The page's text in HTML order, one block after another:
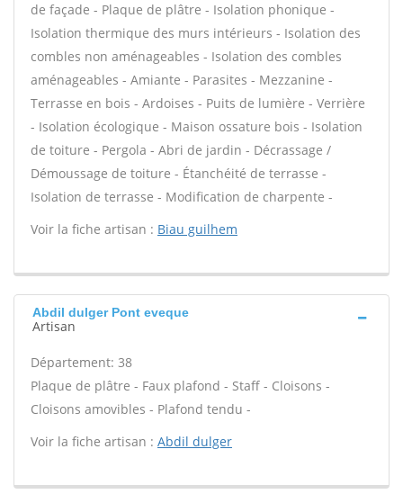
de façade - Plaque de plâtre - Isolation phonique -
Isolation thermique des murs intérieurs - Isolation des
combles non aménageables - Isolation des combles
aménageables - Amiante - Parasites - Mezzanine -
Terrasse en bois - Ardoises - Puits de lumière - Verrière
- Isolation écologique - Maison ossature bois - Isolation
de toiture - Pergola - Abri de jardin - Décrassage /
Démoussage de toiture - Étanchéité de terrasse -
Isolation de terrasse - Modification de charpente -
Voir la fiche artisan : Biau guilhem
Abdil dulger Pont eveque
Artisan
Département: 38
Plaque de plâtre - Faux plafond - Staff - Cloisons -
Cloisons amovibles - Plafond tendu -
Voir la fiche artisan : Abdil dulger